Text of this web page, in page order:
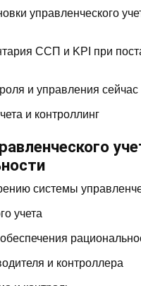
управленческого
ССП и KPI при
и управления
и контроллинг
системы
учета
и контроллера